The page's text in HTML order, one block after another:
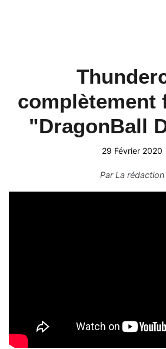
complètement
"DragonBall
29 Février 2020
ParLa rédaction